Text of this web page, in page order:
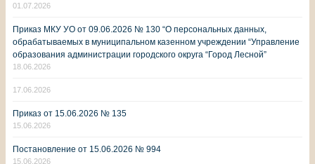
01.07.2026
Приказ МКУ УО от 09.06.2026 № 130 “О персональных данных,
обрабатываемых в муниципальном казенном учреждении “Управление
образования администрации городского округа “Город Лесной”
18.06.2026
17.06.2026
Приказ от 15.06.2026 № 135
15.06.2026
Постановление от 15.06.2026 № 994
15.06.2026